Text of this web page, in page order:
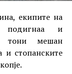
екипите на
подигнаа и
тони мешан
и стопанските